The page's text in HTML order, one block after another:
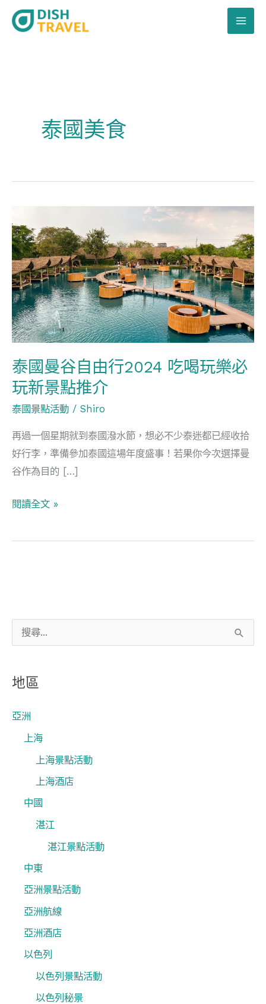
關
字
地區
亞洲
上海
上海景點活動
上海酒店
中國
湛江
湛江景點活動
中東
亞洲景點活動
亞洲航線
亞洲酒店
以色列
以色列景點活動
以色列秘景
泰國美食
泰國曼谷自由行2024 吃喝玩樂必
玩新景點推介
泰國景點活動 / Shiro
再過一個星期就到泰國潑水節，想必不少泰迷都已經收拾
好行李，準備參加泰國這場年度盛事！若果你今次選擇曼
谷作為目的 […]
國
曼
谷
自
由
行
2024
吃
喝
玩
樂
玩
新
點
閱讀全文 »